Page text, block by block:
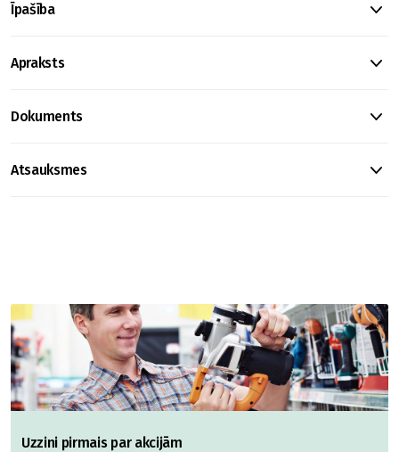
Īpašība
Apraksts
Dokuments
Atsauksmes
Uzzini pirmais par akcijām